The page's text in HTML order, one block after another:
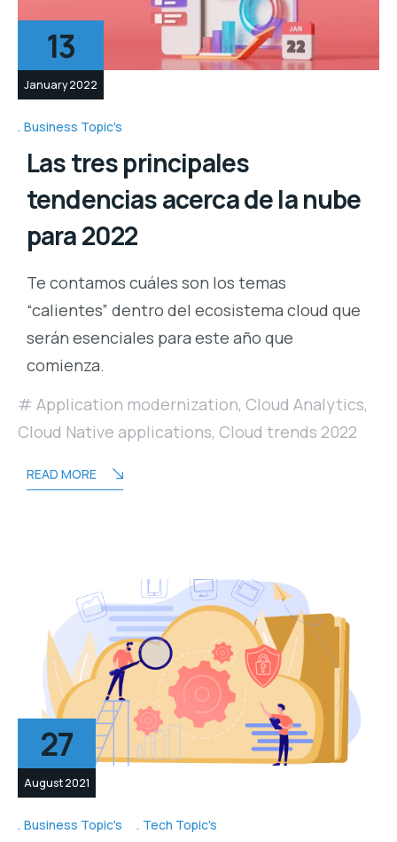
13
January 2022
Business Topic's
Las tres principales
tendencias acerca de la nube
para 2022
Te contamos cuáles son los temas
“calientes” dentro del ecosistema cloud que
serán esenciales para este año que
comienza.
Application modernization, Cloud Analytics,
Cloud Native applications, Cloud trends 2022
READ MORE
27
August 2021
Business Topic's Tech Topic's